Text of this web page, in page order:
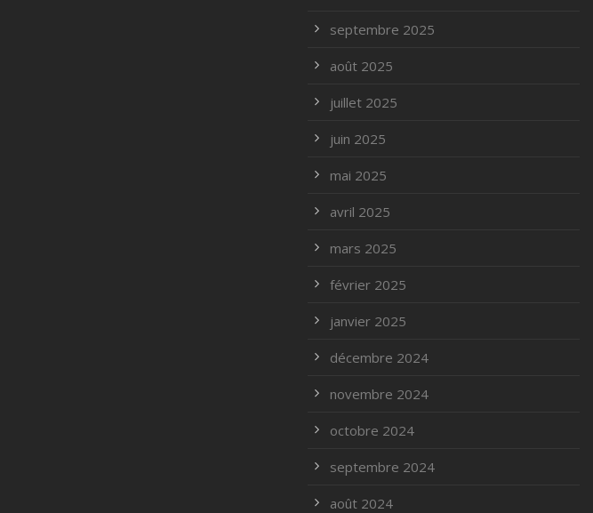
septembre 2025
août 2025
juillet 2025
juin 2025
mai 2025
avril 2025
mars 2025
février 2025
janvier 2025
décembre 2024
novembre 2024
octobre 2024
septembre 2024
août 2024